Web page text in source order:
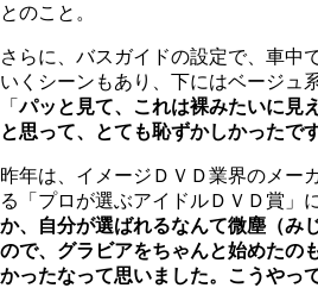
とのこと。
さらに、バスガイドの設定で、車中
いくシーンもあり、下にはベージュ
「パッと見て、これは裸みたいに見
と思って、とても恥ずかしかったで
昨年は、イメージＤＶＤ業界のメー
る「プロが選ぶアイドルＤＶＤ賞」
か、自分が選ばれるなんて微塵（み
ので、グラビアをちゃんと始めたの
かったなって思いました。こうやっ